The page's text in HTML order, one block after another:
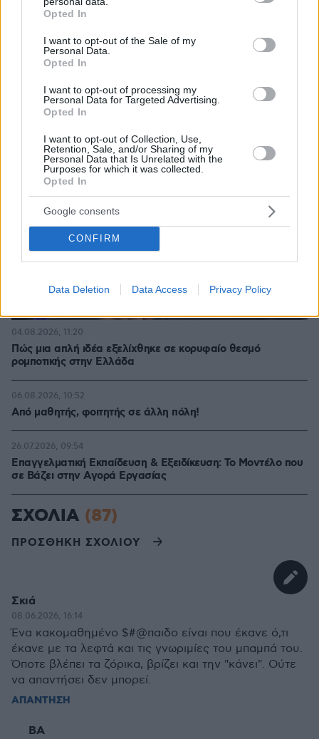
grant or deny consent to Google and its third-party tags to
use your data for below specified purposes in below Google
consent section.
Opted In
I want to opt-out of the Sale of my
Personal Data.
Opted In
I want to opt-out of processing my
Personal Data for Targeted Advertising.
Opted In
I want to opt-out of Collection, Use,
Retention, Sale, and/or Sharing of my
Personal Data that Is Unrelated with the
Purposes for which it was collected.
Opted In
Google consents
CONFIRM
Data Deletion Data Access Privacy Policy
Thema Insights
Πώς μια απλή ιδέα εξελίχθηκε σε κορυφαίο θεσμό
ρομποτικής στην Ελλάδα
04.08.2026, 11:20
Από μαθητής, φοιτητής σε άλλη πόλη!
06.08.2026, 10:52
Επαγγελματική Εκπαίδευση & Εξειδίκευση: Το Mοντέλο που
σε Bάζει στην Aγορά Eργασίας
26.07.2026, 09:54
ΣΧΟΛΙΑ (87)
ΠΡΟΣΘΗΚΗ ΣΧΟΛΙΟΥ
Σκιά
08.06.2026, 16:14
Ένα κακομαθημένο $#@παιδο είναι που έκανε ό,τι
έκανε με τα λεφτά και τις γνωριμίες του μπαμπά του.
Όποτε βλέπει τα ζόρικα, βρίζει και την "κάνει". Ούτε
να απαντήσει δεν μπορεί.
ΑΠΑΝΤΗΣΗ
ΒΑ